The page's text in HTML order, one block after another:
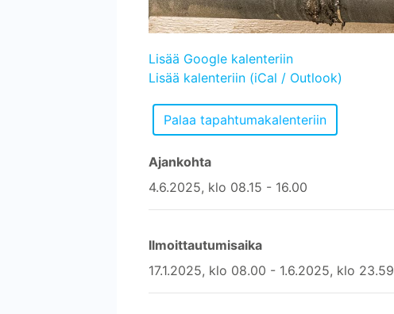
Lisää Google kalenteriin
Lisää kalenteriin (iCal / Outlook)
Ajankohta
4.6.2025, klo 08.15 - 16.00
Ilmoittautumisaika
17.1.2025, klo 08.00 - 1.6.2025, klo 23.59